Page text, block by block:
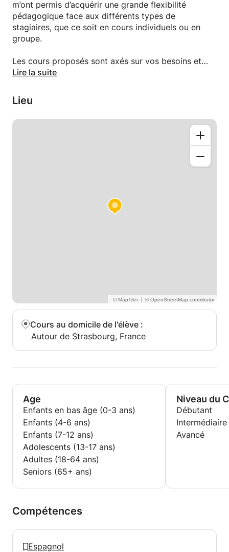
m’ont permis d’acquérir une grande flexibilité
pédagogique face aux différents types de
stagiaires, que ce soit en cours individuels ou en
groupe.
Les cours proposés sont axés sur vos besoins et
vos objectifs individuels.
Lire la suite
Lieu
|
Cours au domicile de l'élève :
Autour de Strasbourg, France
Age
Enfants en bas âge (0-3 ans)
Enfants (4-6 ans)
Enfants (7-12 ans)
Adolescents (13-17 ans)
Adultes (18-64 ans)
Seniors (65+ ans)
Niveau du
Débutant
Intermédiaire
Avancé
Compétences
Espagnol